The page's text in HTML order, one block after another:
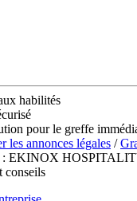
habilités
pour le greffe
les annonces légales /
: EKINOX
conseils